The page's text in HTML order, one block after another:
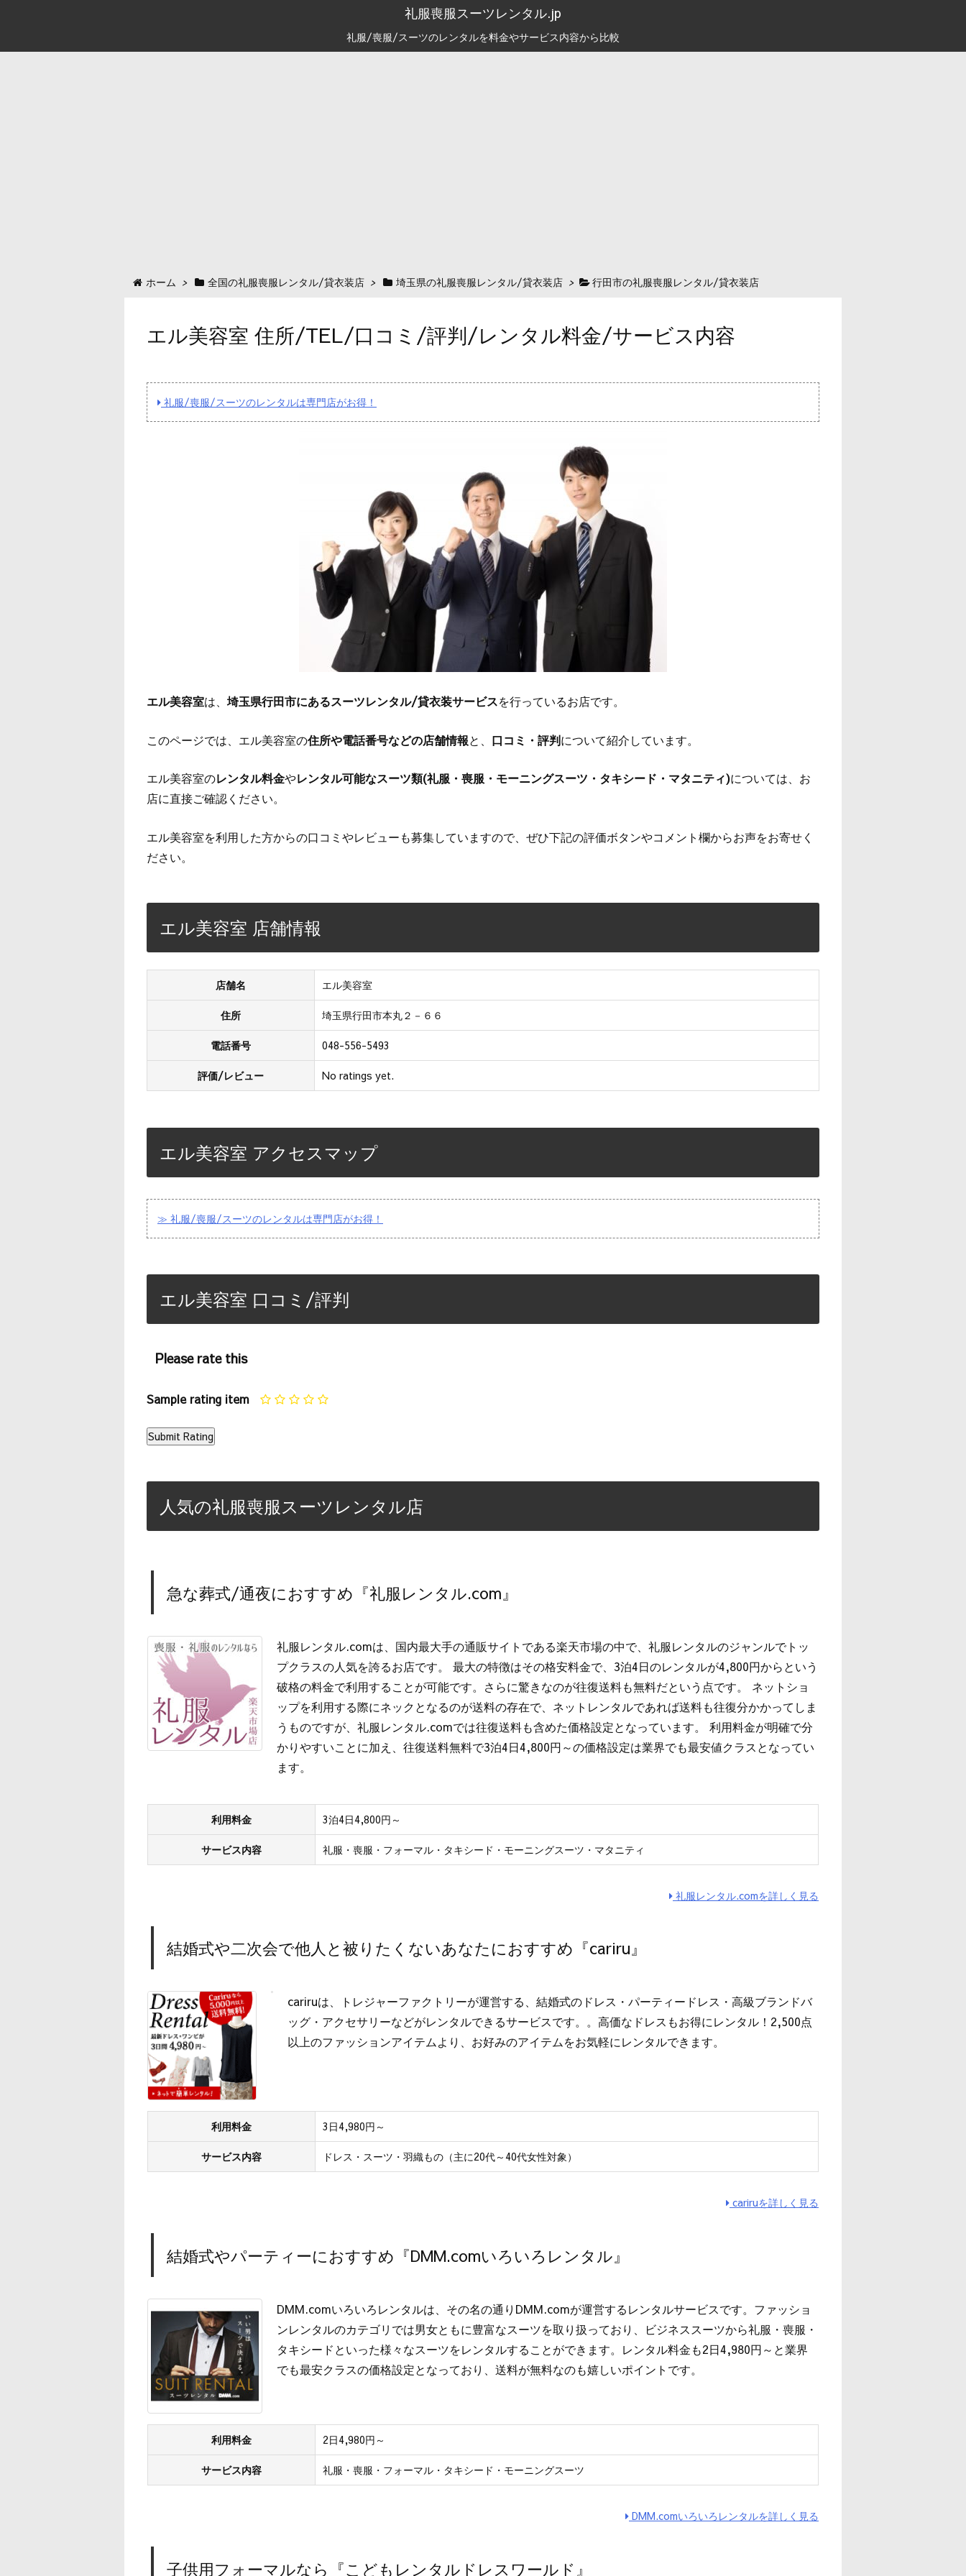
礼服喪服スーツレンタル.jp
礼服/喪服/スーツのレンタルを料金やサービス内容から比較
ホーム > 全国の礼服喪服レンタル/貸衣装店 > 埼玉県の礼服喪服レンタル/貸衣装店 > 行田市の礼服喪服レンタル/貸衣装店
エル美容室 住所/TEL/口コミ/評判/レンタル料金/サービス内容
礼服/喪服/スーツのレンタルは専門店がお得！
エル美容室は、 埼玉県行田市にあるスーツレンタル/貸衣装サービスを行っているお店です。
このページでは、エル美容室の住所や電話番号などの店舗情報と、 口コミ・評判について紹介しています。
エル美容室のレンタル料金やレンタル可能なスーツ類(礼服・喪服・モーニングスーツ・タキシード・マタニティ)については、お
店に直接ご確認ください。
エル美容室を利用した方からの口コミやレビューも募集していますので、ぜひ下記の評価ボタンやコメント欄からお声をお寄せく
ださい。
エル美容室 店舗情報
店舗名 エル美容室
住所 埼玉県行田市本丸２－６６
電話番号 048-556-5493
評価/レビュー No ratings yet.
エル美容室 アクセスマップ
≫ 礼服/喪服/スーツのレンタルは専門店がお得！
エル美容室 口コミ/評判
Please rate this
Sample rating item
人気の礼服喪服スーツレンタル店
急な葬式/通夜におすすめ『礼服レンタル.com』
礼服レンタル.comは、国内最大手の通販サイトである楽天市場の中で、礼服レンタルのジャンルでトッ
プクラスの人気を誇るお店です。 最大の特徴はその格安料金で、3泊4日のレンタルが4,800円からという
破格の料金で利用することが可能です。さらに驚きなのが往復送料も無料だという点です。 ネットショ
ップを利用する際にネックとなるのが送料の存在で、ネットレンタルであれば送料も往復分かかってしま
うものですが、礼服レンタル.comでは往復送料も含めた価格設定となっています。 利用料金が明確で分
かりやすいことに加え、往復送料無料で3泊4日4,800円～の価格設定は業界でも最安値クラスとなってい
ます。
利用料金 3泊4日4,800円～
サービス内容 礼服・喪服・フォーマル・タキシード・モーニングスーツ・マタニティ
礼服レンタル.comを詳しく見る
結婚式や二次会で他人と被りたくないあなたにおすすめ『cariru』
cariruは、トレジャーファクトリーが運営する、結婚式のドレス・パーティードレス・高級ブランドバ
ッグ・アクセサリーなどがレンタルできるサービスです。。高価なドレスもお得にレンタル！2,500点
以上のファッションアイテムより、お好みのアイテムをお気軽にレンタルできます。
利用料金 3日4,980円～
サービス内容 ドレス・スーツ・羽織もの（主に20代～40代女性対象）
cariruを詳しく見る
結婚式やパーティーにおすすめ『DMM.comいろいろレンタル』
DMM.comいろいろレンタルは、その名の通りDMM.comが運営するレンタルサービスです。ファッショ
ンレンタルのカテゴリでは男女ともに豊富なスーツを取り扱っており、ビジネススーツから礼服・喪服・
タキシードといった様々なスーツをレンタルすることができます。レンタル料金も2日4,980円～と業界
でも最安クラスの価格設定となっており、送料が無料なのも嬉しいポイントです。
利用料金 2日4,980円～
サービス内容 礼服・喪服・フォーマル・タキシード・モーニングスーツ
DMM.comいろいろレンタルを詳しく見る
子供用フォーマルなら『こどもレンタルドレスワールド』